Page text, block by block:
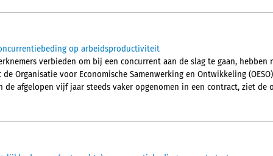
op arbeidsproductiviteit
verbieden om bij een concurrent aan de slag te gaan, hebben
Organisatie voor Economische Samenwerking en Ontwikkeling
de afgelopen vijf jaar steeds vaker opgenomen in een contract, ziet de